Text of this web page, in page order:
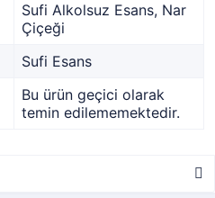
Sufi Alkolsuz Esans, Nar
Çiçeği
Sufi Esans
Bu ürün geçici olarak
temin edilememektedir.